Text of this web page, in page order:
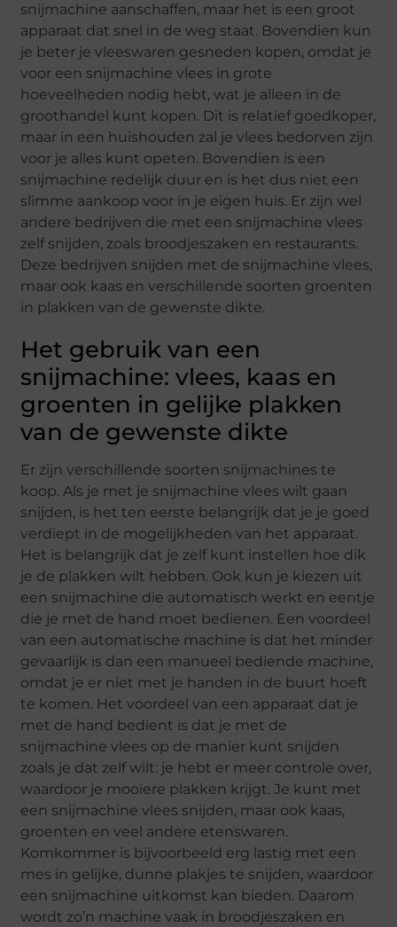
snijmachine aanschaffen, maar het is een groot
apparaat dat snel in de weg staat. Bovendien kun
je beter je vleeswaren gesneden kopen, omdat je
voor een snijmachine vlees in grote
hoeveelheden nodig hebt, wat je alleen in de
groothandel kunt kopen. Dit is relatief goedkoper,
maar in een huishouden zal je vlees bedorven zijn
voor je alles kunt opeten. Bovendien is een
snijmachine redelijk duur en is het dus niet een
slimme aankoop voor in je eigen huis. Er zijn wel
andere bedrijven die met een snijmachine vlees
zelf snijden, zoals broodjeszaken en restaurants.
Deze bedrijven snijden met de snijmachine vlees,
maar ook kaas en verschillende soorten groenten
in plakken van de gewenste dikte.
Het gebruik van een
snijmachine: vlees, kaas en
groenten in gelijke plakken
van de gewenste dikte
Er zijn verschillende soorten snijmachines te
koop. Als je met je snijmachine vlees wilt gaan
snijden, is het ten eerste belangrijk dat je je goed
verdiept in de mogelijkheden van het apparaat.
Het is belangrijk dat je zelf kunt instellen hoe dik
je de plakken wilt hebben. Ook kun je kiezen uit
een snijmachine die automatisch werkt en eentje
die je met de hand moet bedienen. Een voordeel
van een automatische machine is dat het minder
gevaarlijk is dan een manueel bediende machine,
omdat je er niet met je handen in de buurt hoeft
te komen. Het voordeel van een apparaat dat je
met de hand bedient is dat je met de
snijmachine vlees op de manier kunt snijden
zoals je dat zelf wilt: je hebt er meer controle over,
waardoor je mooiere plakken krijgt. Je kunt met
een snijmachine vlees snijden, maar ook kaas,
groenten en veel andere etenswaren.
Komkommer is bijvoorbeeld erg lastig met een
mes in gelijke, dunne plakjes te snijden, waardoor
een snijmachine uitkomst kan bieden. Daarom
wordt zo’n machine vaak in broodjeszaken en